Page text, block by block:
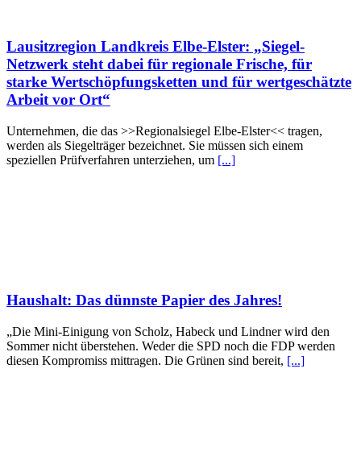
Lausitzregion Landkreis Elbe-Elster: „Siegel-
Netzwerk steht dabei für regionale Frische, für
starke Wertschöpfungsketten und für wertgeschätzte
Arbeit vor Ort“
Unternehmen, die das >>Regionalsiegel Elbe-Elster<< tragen,
werden als Siegelträger bezeichnet. Sie müssen sich einem
speziellen Prüfverfahren unterziehen, um [...]
Haushalt: Das dünnste Papier des Jahres!
„Die Mini-Einigung von Scholz, Habeck und Lindner wird den
Sommer nicht überstehen. Weder die SPD noch die FDP werden
diesen Kompromiss mittragen. Die Grünen sind bereit, [...]